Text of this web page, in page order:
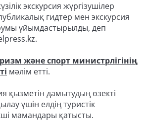
экскурсия жүргізушілер
гидтер мен экскурсия
ұйымдастырылды, деп
жəне спорт министрлігінің
мәлім етті.
қызметін дамытудың өзекті
үшін елдің туристік
мамандары қатысты.